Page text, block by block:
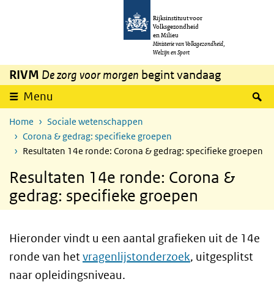
Overslaan en naar de inhoud gaan
Rijksinstituut voor
Volksgezondheid
en Milieu
Ministerie van Volksgezondheid,
Welzijn en Sport
RIVM De zorg voor morgen begint vandaag
Menu
Home
Sociale wetenschappen
Corona & gedrag: specifieke groepen
Resultaten 14e ronde: Corona & gedrag: specifieke groepen
Resultaten 14e ronde: Corona &
gedrag: specifieke groepen
Hieronder vindt u een aantal grafieken uit de 14e
ronde van hetvragenlijstonderzoek, uitgesplitst
naar opleidingsniveau.